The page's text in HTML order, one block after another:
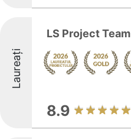
Laureați
LS Project Team
8.9